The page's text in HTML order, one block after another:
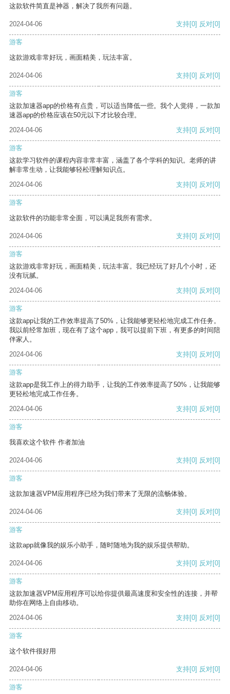
这款软件简直是神器，解决了我所有问题。
2024-04-06 支持[0] 反对[0]
游客
这款游戏非常好玩，画面精美，玩法丰富。
2024-04-06 支持[0] 反对[0]
游客
这款加速器app的价格有点贵，可以适当降低一些。我个人觉得，一款加
速器app的价格应该在50元以下才比较合理。
2024-04-06
支持[0] 反对[0]
游客
这款学习软件的课程内容非常丰富，涵盖了各个学科的知识。老师的讲
解非常生动，让我能够轻松理解知识点。
2024-04-06
支持[0] 反对[0]
游客
这款软件的功能非常全面，可以满足我所有需求。
2024-04-06 支持[0] 反对[0]
游客
这款游戏非常好玩，画面精美，玩法丰富。我已经玩了好几个小时，还
没有玩腻。
2024-04-06
支持[0] 反对[0]
游客
这款app让我的工作效率提高了50%，让我能够更轻松地完成工作任务。
我以前经常加班，现在有了这个app，我可以提前下班，有更多的时间陪
伴家人。
2024-04-06
支持[0] 反对[0]
游客
这款app是我工作上的得力助手，让我的工作效率提高了50%，让我能够
更轻松地完成工作任务。
2024-04-06
支持[0] 反对[0]
游客
我喜欢这个软件 作者加油
2024-04-06 支持[0] 反对[0]
游客
这款加速器VPM应用程序已经为我们带来了无限的流畅体验。
2024-04-06 支持[0] 反对[0]
游客
这款app就像我的娱乐小助手，随时随地为我的娱乐提供帮助。
2024-04-06 支持[0] 反对[0]
游客
这款加速器VPM应用程序可以给你提供最高速度和安全性的连接，并帮
助你在网络上自由移动。
2024-04-06
支持[0] 反对[0]
游客
这个软件很好用
2024-04-06 支持[0] 反对[0]
游客